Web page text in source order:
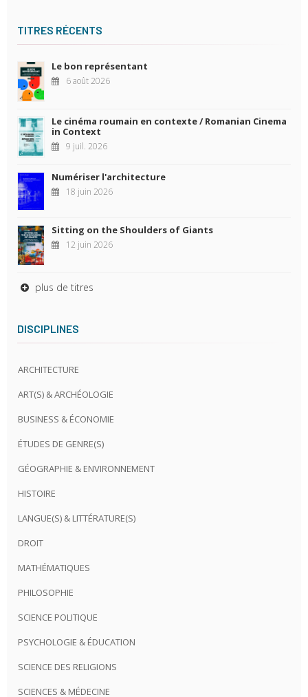
TITRES RÉCENTS
Le bon représentant
6 août 2026
Le cinéma roumain en contexte / Romanian Cinema
in Context
9 juil. 2026
Numériser l'architecture
18 juin 2026
Sitting on the Shoulders of Giants
12 juin 2026
plus de titres
DISCIPLINES
ARCHITECTURE
ART(S) & ARCHÉOLOGIE
BUSINESS & ÉCONOMIE
ÉTUDES DE GENRE(S)
GÉOGRAPHIE & ENVIRONNEMENT
HISTOIRE
LANGUE(S) & LITTÉRATURE(S)
DROIT
MATHÉMATIQUES
PHILOSOPHIE
SCIENCE POLITIQUE
PSYCHOLOGIE & ÉDUCATION
SCIENCE DES RELIGIONS
SCIENCES & MÉDECINE